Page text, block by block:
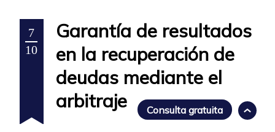
7
10
Garantía de resultados
en la recuperación de
deudas mediante el
arbitraje
Consulta gratuita